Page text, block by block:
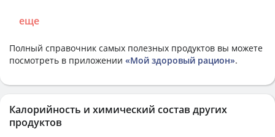
еще
Полный справочник самых полезных продуктов вы можете
посмотреть в приложении «Мой здоровый рацион».
Калорийность и химический состав других
продуктов